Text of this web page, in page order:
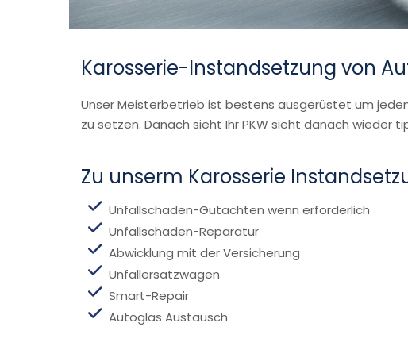
Karosserie-Instandsetzung von
Unser Meisterbetrieb ist bestens ausgerüstet um
zu setzen. Danach sieht Ihr PKW sieht danach wieder
Zu unserm Karosserie
Unfallschaden-Gutachten wenn erforderlich
Unfallschaden-Reparatur
Abwicklung mit der Versicherung
Unfallersatzwagen
Smart-Repair
Autoglas Austausch